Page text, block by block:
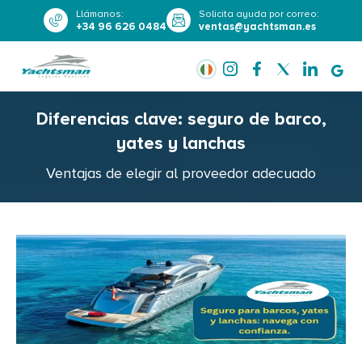
Llámanos:
+34 96 626 0484
Solicita ayuda por correo:
ventas@yachtsman.es
Diferencias clave: seguro de barco,
yates y lanchas
Ventajas de elegir al proveedor adecuado